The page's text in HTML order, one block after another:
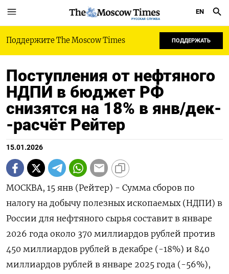
РУССКАЯ СЛУЖБА
EN
Поддержите The Moscow Times ПОДДЕРЖАТЬ
Поступления от нефтяного
НДПИ в бюджет РФ
снизятся на 18% в янв/дек-
-расчёт Рейтер
15.01.2026
МОСКВА, 15 янв (Рейтер) - Сумма сборов по
налогу на добычу полезных ископаемых (НДПИ) в
России для нефтяного сырья составит в январе
2026 года около 370 миллиардов рублей против
450 миллиардов рублей в декабре (-18%) и 840
миллиардов рублей в январе 2025 года (-56%),